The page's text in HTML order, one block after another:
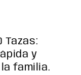
Tazas:
y
familia.